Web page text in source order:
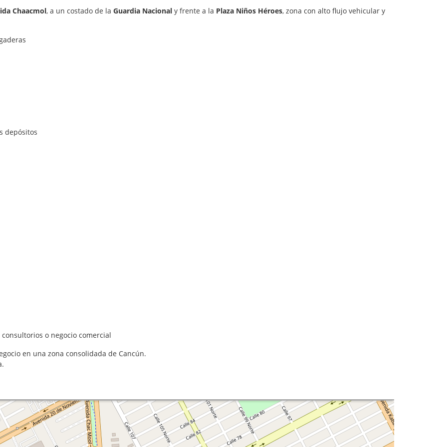
Chaacmol, a un costado de la Guardia Nacional y frente a la Plaza Niños Héroes, zona con alto flujo vehicular y
depósitos
o negocio comercial
en una zona consolidada de Cancún.